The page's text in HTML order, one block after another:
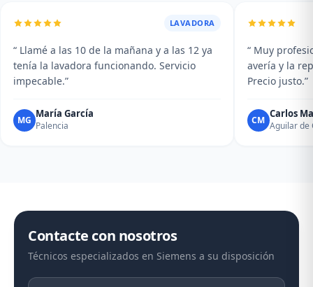
LAVADORA
“ Llamé a las 10 de la mañana y a las 12 ya
tenía la lavadora funcionando. Servicio
impecable.”
MG
María García
Palencia
“ Muy
avería y la
Precio justo.”
CM
Carlos
Aguilar de
Contacte con nosotros
Técnicos especializados en Siemens a su disposición